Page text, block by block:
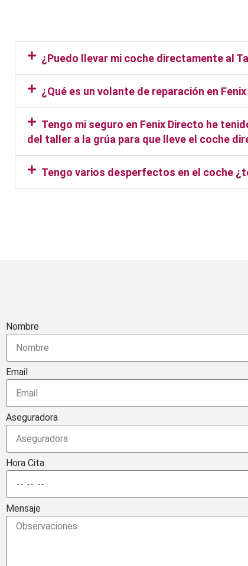
¿Puedo llevar mi coche directamente al
¿Qué es un volante de reparación en
Tengo mi seguro en Fenix Directo he
del taller a la grúa para que lleve el coche
Tengo varios desperfectos en el coche
Nombre
Email
Aseguradora
Hora Cita
Mensaje